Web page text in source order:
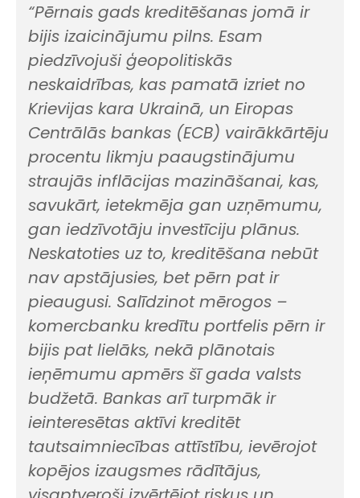
“Pērnais gads kreditēšanas jomā ir
bijis izaicinājumu pilns. Esam
piedzīvojuši ģeopolitiskās
neskaidrības, kas pamatā izriet no
Krievijas kara Ukrainā, un Eiropas
Centrālās bankas (ECB) vairākkārtēju
procentu likmju paaugstinājumu
straujās inflācijas mazināšanai, kas,
savukārt, ietekmēja gan uzņēmumu,
gan iedzīvotāju investīciju plānus.
Neskatoties uz to, kreditēšana nebūt
nav apstājusies, bet pērn pat ir
pieaugusi. Salīdzinot mērogos –
komercbanku kredītu portfelis pērn ir
bijis pat lielāks, nekā plānotais
ieņēmumu apmērs šī gada valsts
budžetā. Bankas arī turpmāk ir
ieinteresētas aktīvi kreditēt
tautsaimniecības attīstību, ievērojot
kopējos izaugsmes rādītājus,